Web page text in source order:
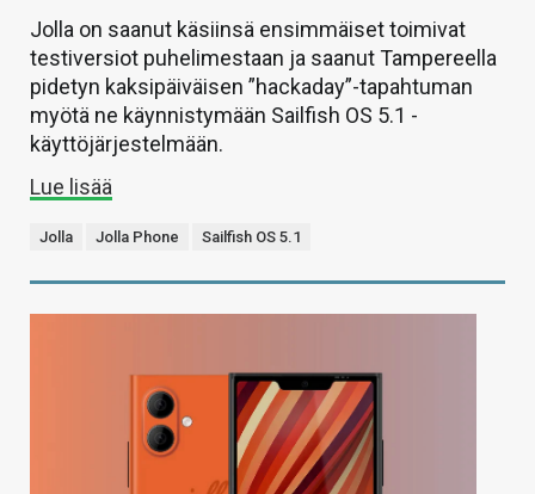
Jolla on saanut käsiinsä ensimmäiset toimivat
testiversiot puhelimestaan ja saanut Tampereella
pidetyn kaksipäiväisen ”hackaday”-tapahtuman
myötä ne käynnistymään Sailfish OS 5.1 -
käyttöjärjestelmään.
Lue lisää
Jolla Jolla Phone Sailfish OS 5.1